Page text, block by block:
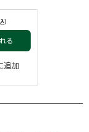
る
追加